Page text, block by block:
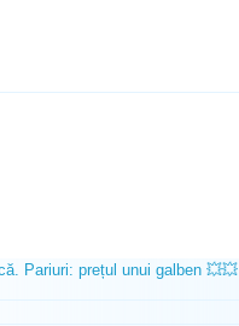
Pariuri: prețul unui galben 💥💥